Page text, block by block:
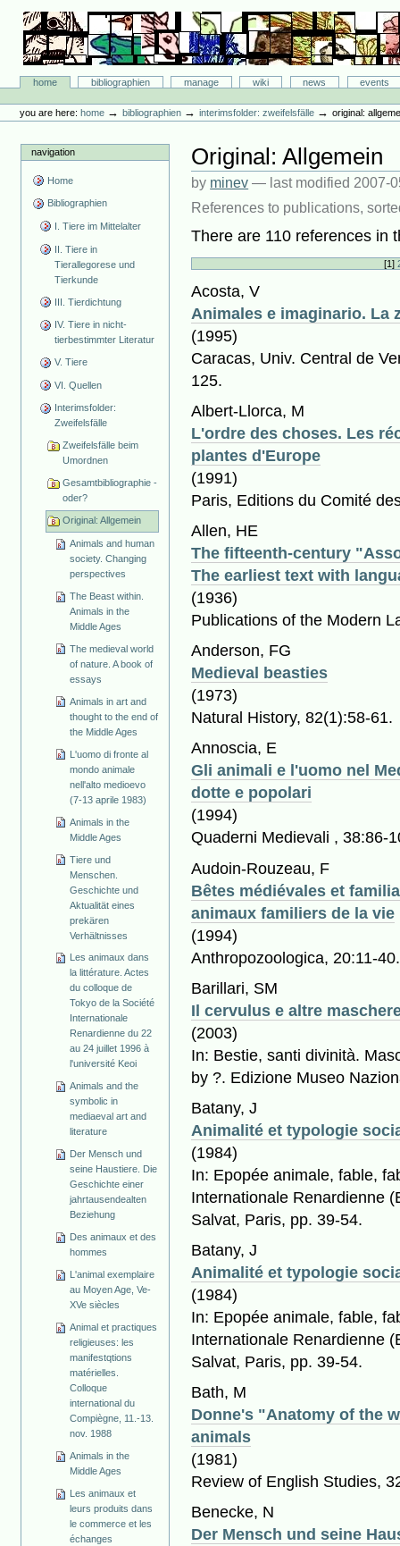
content.
navigation
Bibliographie-Portal
Sectionshome bibliographien manage wiki news
events
tools
you are here: home →bibliographien →interimsfolder: zweifelsfälle →original:
navigation
Home
Bibliographien
I. Tiere im Mittelalter
II. Tiere in
Tierallegorese und
Tierkunde
III. Tierdichtung
IV. Tiere in nicht-
tierbestimmter Literatur
V. Tiere
VI. Quellen
Interimsfolder:
Zweifelsfälle
Zweifelsfälle beim
Umordnen
Gesamtbibliographie -
oder?
Original: Allgemein
Animals and human
society. Changing
perspectives
The Beast within.
Animals in the
Middle Ages
The medieval world
of nature. A book of
essays
Animals in art and
thought to the end of
the Middle Ages
L'uomo di fronte al
mondo animale
nell'alto medioevo
(7-13 aprile 1983)
Animals in the
Middle Ages
Tiere und
Menschen.
Geschichte und
Aktualität eines
prekären
Verhältnisses
Les animaux dans
la littérature. Actes
du colloque de
Tokyo de la Société
Internationale
Renardienne du 22
au 24 juillet 1996 à
l'université Keoi
Animals and the
symbolic in
mediaeval art and
literature
Der Mensch und
seine Haustiere. Die
Geschichte einer
jahrtausendealten
Beziehung
Des animaux et des
hommes
L'animal exemplaire
au Moyen Age, Ve-
XVe siècles
Animal et practiques
religieuses: les
manifestqtions
matérielles.
Colloque
international du
Compiègne, 11.-13.
nov. 1988
Animals in the
Middle Ages
Les animaux et
leurs produits dans
le commerce et les
échanges
Original: Allgemein
by minev — last modified2007-
References to publications,
There are 110 references in
[1]
Acosta, V
Animales e imaginario. La
(1995)
Caracas, Univ. Central de
125.
Albert-Llorca, M
L'ordre des choses. Les
plantes d'Europe
(1991)
Paris, Editions du Comité
Allen, HE
The fifteenth-century
The earliest text with
(1936)
Publications of the Modern
Anderson, FG
Medieval beasties
(1973)
Natural History, 82(1):58-61.
Annoscia, E
Gli animali e l'uomo nel
dotte e popolari
(1994)
Quaderni Medievali , 38:86-
Audoin-Rouzeau, F
Bêtes médiévales et
animaux familiers de la vie
(1994)
Anthropozoologica, 20:11-40.
Barillari, SM
Il cervulus e altre
(2003)
In: Bestie, santi divinità.
by ?. Edizione Museo
Batany, J
Animalité et typologie
(1984)
In: Epopée animale, fable,
Internationale Renardienne
Salvat, Paris, pp. 39-54.
Batany, J
Animalité et typologie
(1984)
In: Epopée animale, fable,
Internationale Renardienne
Salvat, Paris, pp. 39-54.
Bath, M
Donne's "Anatomy of the
animals
(1981)
Review of English Studies,
Benecke, N
Der Mensch und seine